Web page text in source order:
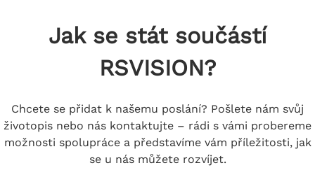
Jak se stát součástí
RSVISION?
Chcete se přidat k našemu poslání? Pošlete nám svůj
životopis nebo nás kontaktujte – rádi s vámi probereme
možnosti spoluprácea představíme vám příležitosti, jak
se u nás můžete rozvíjet.